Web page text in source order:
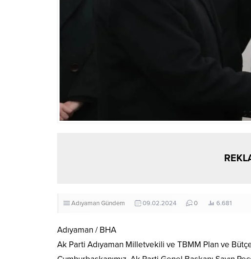
AdıyamanGündem 09.02.2024 0 6.681
Adıyaman / BHA
Ak Parti Adıyaman Milletvekili ve TBMM Plan ve